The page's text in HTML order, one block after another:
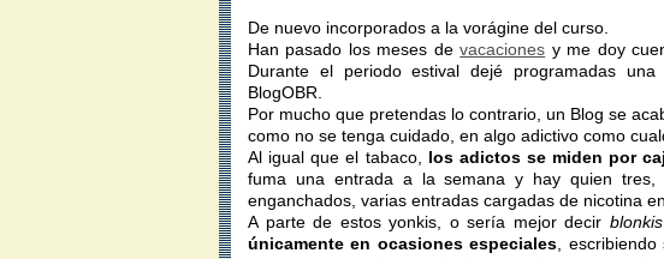
De nuevo incorporados a la vorágine del curso.
Han pasado los meses devacaciones y me doy
Durante el periodo estival dejé programadas
BlogOBR.
Por mucho que pretendas lo contrario, un Blog se
como no se tenga cuidado, en algo adictivo como
Al igual que el tabaco, los adictos se miden por
fuma una entrada a la semana y hay quien
enganchados, varias entradas cargadas de nicotina
A parte de estos yonkis, o sería mejor decir blonkis
únicamente en ocasiones especiales ,